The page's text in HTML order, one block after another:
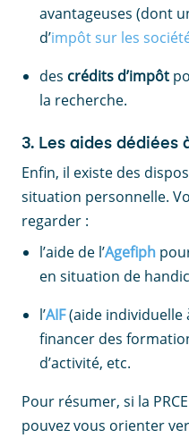
avantageuses (dont
d’impôt sur les
des crédits d’impôt
la recherche.
3. Les aides dédiées
Enfin, il existe des
situation personnelle.
regarder :
l’aide de l’Agefiph
en situation de
l’AIF(aide individuelle
financer des
d’activité, etc.
Pour résumer, si la
pouvez vous orienter